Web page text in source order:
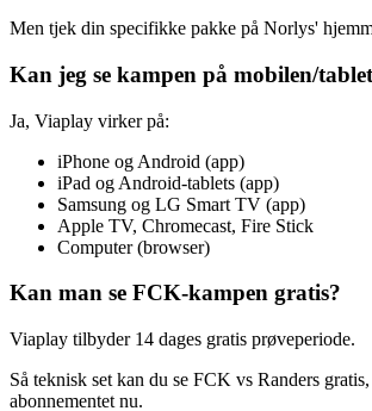
Men tjek din specifikke pakke på Norlys'
Kan jeg se kampen på mobilen/
Ja, Viaplay virker på:
iPhone og Android (app)
iPad og Android-tablets (app)
Samsung og LG Smart TV (app)
Apple TV, Chromecast, Fire Stick
Computer (browser)
Kan man se FCK-kampen gratis?
Viaplay tilbyder 14 dages gratis prøveperiode.
Så teknisk set kan du se FCK vs Randers
abonnementet nu.